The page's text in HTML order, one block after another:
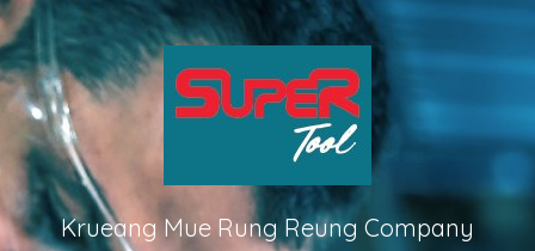
Krueang Mue Rung Reung Company